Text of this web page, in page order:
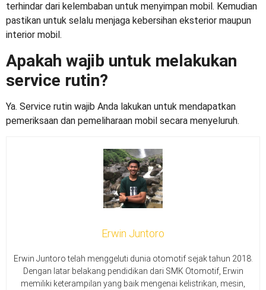
terhindar dari kelembaban untuk menyimpan mobil. Kemudian
pastikan untuk selalu menjaga kebersihan eksterior maupun
interior mobil.
Apakah wajib untuk melakukan
service rutin?
Ya. Service rutin wajib Anda lakukan untuk mendapatkan
pemeriksaan dan pemeliharaan mobil secara menyeluruh.
Erwin Juntoro
Erwin Juntoro telah menggeluti dunia otomotif sejak tahun 2018.
Dengan latar belakang pendidikan dari SMK Otomotif, Erwin
memiliki keterampilan yang baik mengenai kelistrikan, mesin,